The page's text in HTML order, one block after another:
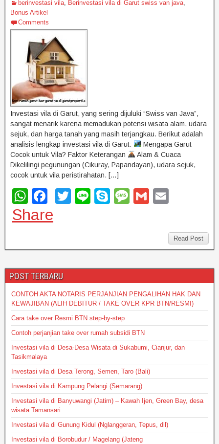
berinvestasi vila, Berinvestasi vila di Garut swiss van java,
Bonus Artikel
Comments
Investasi vila di Garut, yang sering dijuluki “Swiss van Java”,
sangat menarik karena memadukan potensi wisata alam, udara
sejuk, dan harga tanah yang masih terjangkau. Berikut adalah
analisis lengkap investasi vila di Garut:
Mengapa Garut
Cocok untuk Vila? Faktor Keterangan
Alam & Cuaca
Dikelilingi pegunungan (Cikuray, Papandayan), udara sejuk,
cocok untuk vila peristirahatan. […]
W
h
at
p
p
a
c
o
o
k
T
Li
S
M
e
G
Share
Read Post
POST TERBARU
CONTOH AKTA NOTARIS PERJANJIAN PENGALIHAN HAK DAN
KEWAJIBAN (ALIH DEBITUR / TAKE OVER KPR BTN/RESMI)
Cara take over Resmi BTN step-by-step
Contoh perjanjian take over rumah subsidi BTN
Investasi vila di Desa-Desa Wisata di Sukabumi, Cianjur, dan
Tasikmalaya
Investasi vila di Desa Terong, Semen, Taro (Bali)
Investasi vila di Kampung Pelangi (Semarang)
Investasi vila di Banyuwangi (Jatim) – Kawah Ijen, Green Bay, desa
wisata Tamansari
Investasi vila di Gunung Kidul (Nglanggeran, Tepus, dll)
Investasi vila di Borobudur / Magelang (Jateng